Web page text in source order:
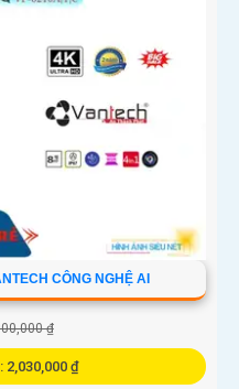
CÔNG NGHỆ AI
₫
2,030,000 ₫